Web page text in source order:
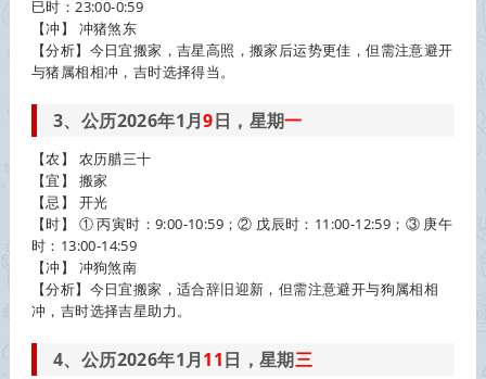
巳时：23:00-0:59
【冲】 冲猪煞东
【分析】今日宜搬家，吉星高照，搬家后运势更佳，但需注意避开
与猪属相相冲，吉时选择得当。
3、公历2026年1月9日，星期一
【农】 农历腊三十
【宜】 搬家
【忌】 开光
【时】 ① 丙寅时：9:00-10:59；② 戊辰时：11:00-12:59；③ 庚午
时：13:00-14:59
【冲】 冲狗煞南
【分析】今日宜搬家，适合辞旧迎新，但需注意避开与狗属相相
冲，吉时选择吉星助力。
4、公历2026年1月11日，星期三